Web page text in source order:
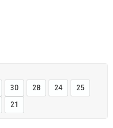
30 28 24 25
21